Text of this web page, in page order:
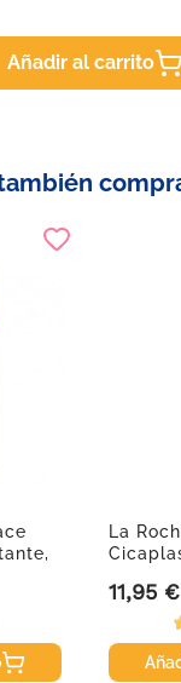
Añadir al carrito
La
Precio
11,95 €